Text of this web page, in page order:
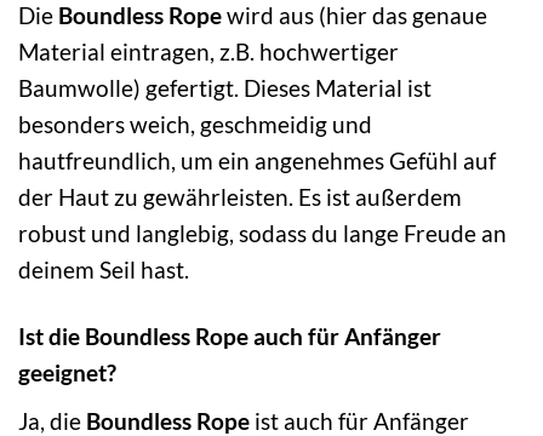
Die Boundless Ropewird aus (hier das genaue
Material eintragen, z.B. hochwertiger
Baumwolle) gefertigt. Dieses Material ist
besonders weich, geschmeidig und
hautfreundlich, um ein angenehmes Gefühl auf
der Haut zu gewährleisten. Es ist außerdem
robust und langlebig, sodass du lange Freude an
deinem Seil hast.
Ist die Boundless Rope auch für Anfänger
geeignet?
Ja, die Boundless Rope ist auch für Anfänger